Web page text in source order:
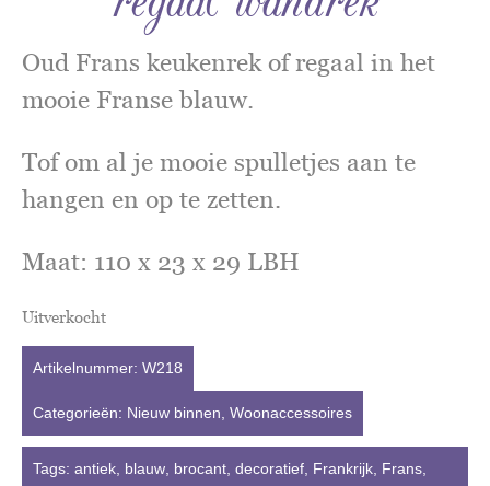
Oud Frans keukenrek of regaal in het
mooie Franse blauw.
Tof om al je mooie spulletjes aan te
hangen en op te zetten.
Maat: 110 x 23 x 29 LBH
Uitverkocht
Artikelnummer: W218
Categorieën: Nieuw binnen Woonaccessoires
Tags: antiek blauw brocant decoratief Frankrijk Frans